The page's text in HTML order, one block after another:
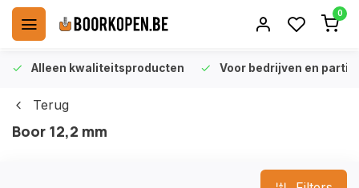
0
Alleen kwaliteitsproducten Voor bedrijven en
Terug
Boor 12,2 mm